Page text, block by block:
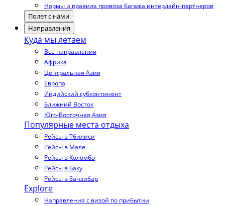
Нормы и правила провоза багажа интерлайн-партнеров
Полет с нами
Направления
Куда мы летаем
Все направления
Африка
Центральная Азия
Европа
Индийский субконтинент
Ближний Восток
Юго-Восточная Азия
Популярные места отдыха
Рейсы в Тбилиси
Рейсы в Мале
Рейсы в Коломбо
Рейсы в Баку
Рейсы в Занзибар
Explore
Направления с визой по прибытии